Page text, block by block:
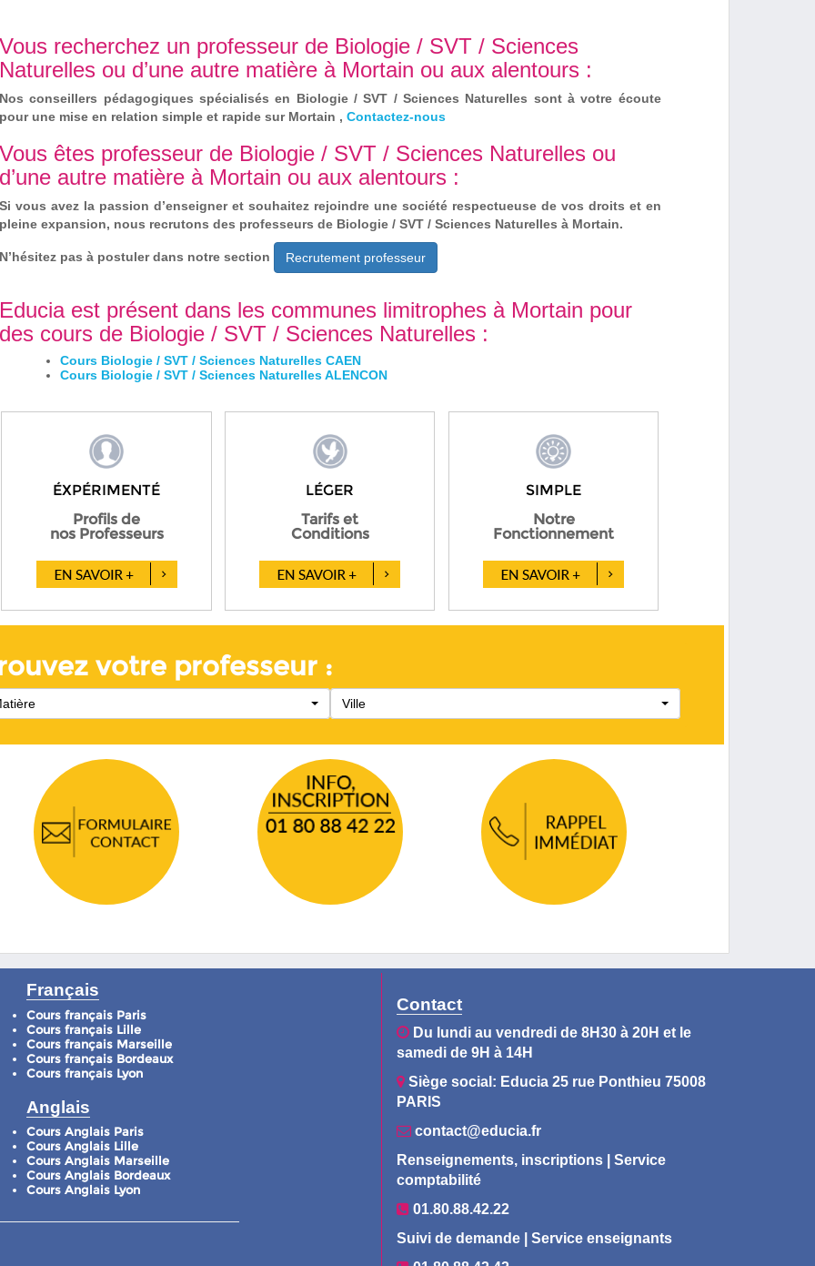
Vous recherchez un professeur de Biologie / SVT / Sciences
Naturelles ou d’une autre matière à Mortain ou aux alentours :
Nos conseillers pédagogiques spécialisés en Biologie / SVT / Sciences Naturelles sont à votre écoute
pour une mise en relation simple et rapide sur Mortain ,Contactez-nous
Vous êtes professeur de Biologie / SVT / Sciences Naturelles ou
d’une autre matière à Mortain ou aux alentours :
Si vous avez la passion d’enseigner et souhaitez rejoindre une société respectueuse de vos droits et en
pleine expansion, nous recrutons des professeurs de Biologie / SVT / Sciences Naturelles à Mortain.
N’hésitez pas à postuler dans notre section Recrutement professeur
Educia est présent dans les communes limitrophes à Mortain pour
des cours de Biologie / SVT / Sciences Naturelles :
Cours Biologie / SVT / Sciences Naturelles CAEN
Cours Biologie / SVT / Sciences Naturelles ALENCON
ÉXPÉRIMENTÉ
Profils de
nos Professeurs
LÉGER
Tarifs et
Conditions
SIMPLE
Notre
Fonctionnement
votre professeur :
Ville
Français
Cours français Paris
Cours français Lille
Cours français Marseille
Cours français Bordeaux
Cours français Lyon
Anglais
Cours Anglais Paris
Cours Anglais Lille
Cours Anglais Marseille
Cours Anglais Bordeaux
Cours Anglais Lyon
Contact
Du lundi au vendredi de 8H30 à 20H et le
samedi de 9H à 14H
Siège social: Educia 25 rue Ponthieu 75008
PARIS
contact@educia.fr
Renseignements, inscriptions | Service
comptabilité
01.80.88.42.22
Suivi de demande | Service enseignants